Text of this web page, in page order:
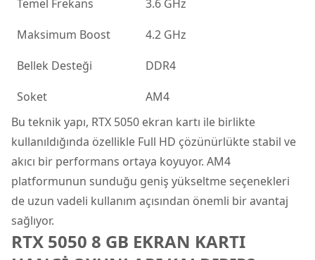
Temel Frekans
3.6 GHz
Maksimum Boost
4.2 GHz
Bellek Desteği
DDR4
Soket
AM4
Bu teknik yapı, RTX 5050 ekran kartı ile birlikte
kullanıldığında özellikle Full HD çözünürlükte stabil ve
akıcı bir performans ortaya koyuyor. AM4
platformunun sunduğu geniş yükseltme seçenekleri
de uzun vadeli kullanım açısından önemli bir avantaj
sağlıyor.
RTX 5050 8 GB EKRAN KARTI